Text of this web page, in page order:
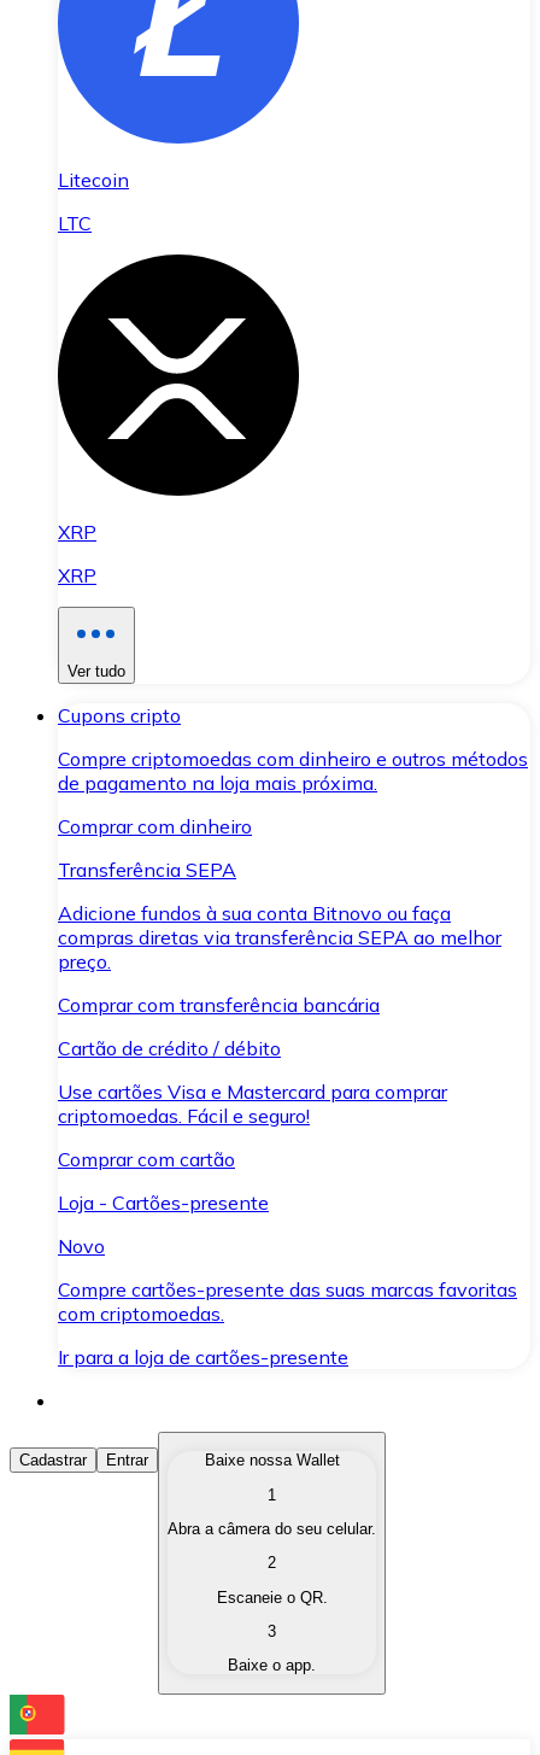
Litecoin
LTC
XRP
XRP
Ver tudo
Cupons cripto
Compre criptomoedas com dinheiro e outros métodos
de pagamento na loja mais próxima.
Comprar com dinheiro
Transferência SEPA
Adicione fundos à sua conta Bitnovo ou faça
compras diretas via transferência SEPA ao melhor
preço.
Comprar com transferência bancária
Cartão de crédito / débito
Use cartões Visa e Mastercard para comprar
criptomoedas. Fácil e seguro!
Comprar com cartão
Loja - Cartões-presente
Novo
Compre cartões-presente das suas marcas favoritas
com criptomoedas.
Ir para a loja de cartões-presente
Comprar Criptomoedas
Compre as criptomoedas de seu interesse de forma
Converta suas criptomoedas em moeda fiduciária
Troque uma criptomoeda por outra
Cadastrar Entrar
Baixe nossa Wallet
1
Abra a câmera do seu celular.
2
Escaneie o QR.
3
Baixe o app.